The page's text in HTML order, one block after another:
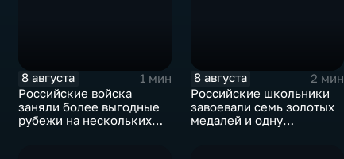
8 августа
1 мин
Российские войска
заняли более выгодные
рубежи на нескольких
8 августа
2 мин
Российские школьники
завоевали семь золотых
медалей и одну